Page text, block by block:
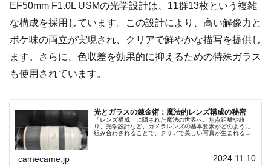
EF50mm F1.0L USMの光学設計は、11群13枚という複雑
な構成を採用しています。この設計により、高い解像力と
ボケ味の両立が実現され、クリアで鮮やかな描写を提供し
ます。さらに、色収差を効果的に抑えるための特殊ガラス
も使用されています。
光とガラスの錬金術：魔法的レンズ構成の秘密
「レンズ構成」に隠された魔法の世界へ。焦点距離や絞
り、光学設計など、カメラレンズの基本要素がどのように
組み合わされることで、クリアで美しい写真が生まれるの
camecame.jp 2024.11.10